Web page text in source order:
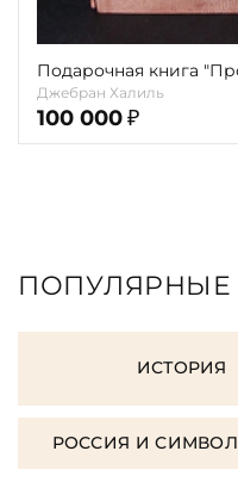
Подарочная книга
Джебран Халиль
100 000 ₽
ПОПУЛЯРНЫЕ
ИСТОРИЯ
РОССИЯ И